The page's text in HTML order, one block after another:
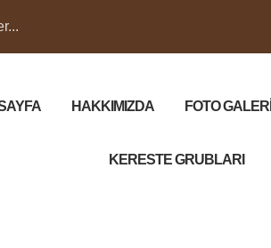
HAKKIMIZDA FOTO GALERİ
KERESTE GRUBLARI